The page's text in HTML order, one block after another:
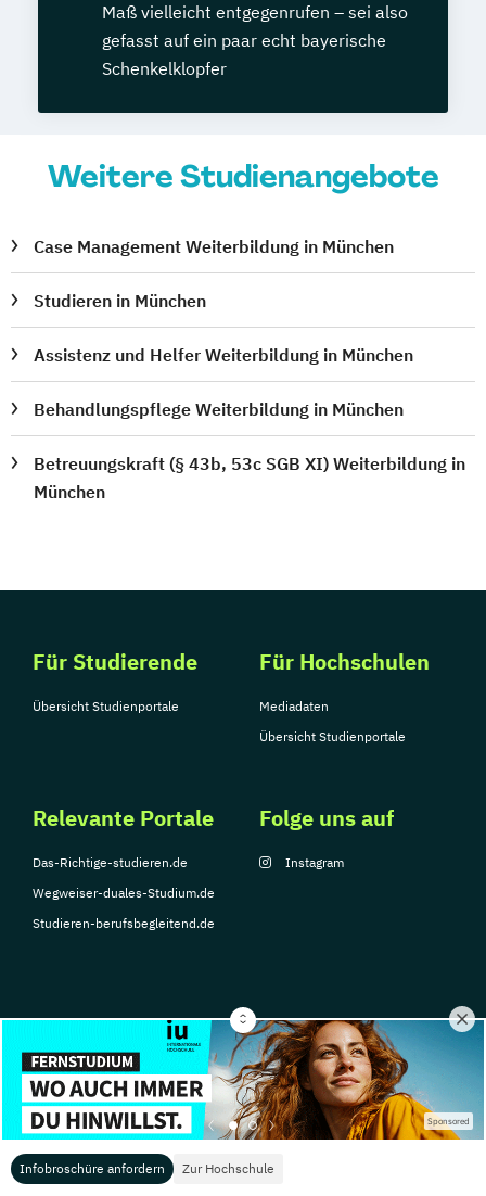
Infobroschüre anfordern Zur Hochschule
Sponsored
Maß vielleicht entgegenrufen – sei also
gefasst auf ein paar echt bayerische
Schenkelklopfer
Weitere Studienangebote
Case Management Weiterbildung in München
Studieren in München
Assistenz und Helfer Weiterbildung in München
Behandlungspflege Weiterbildung in München
Betreuungskraft (§ 43b, 53c SGB XI) Weiterbildung in
München
Für Studierende
Übersicht Studienportale
Für Hochschulen
Mediadaten
Übersicht Studienportale
Relevante Portale
Das-Richtige-studieren.de
Wegweiser-duales-Studium.de
Studieren-berufsbegleitend.de
Folge uns auf
Instagram
© Copyright 2026, TarGroup Media GmbH
Impressum
Datenschutzerklärung Nutzungsbedingungen